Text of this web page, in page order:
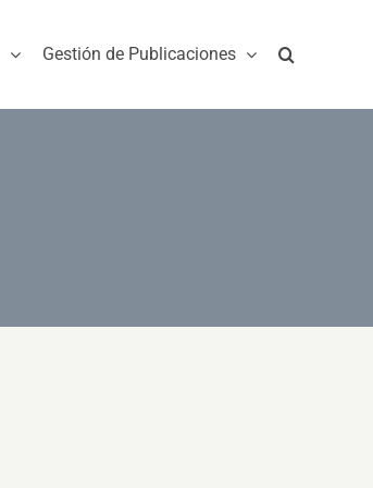
Gestión de Publicaciones